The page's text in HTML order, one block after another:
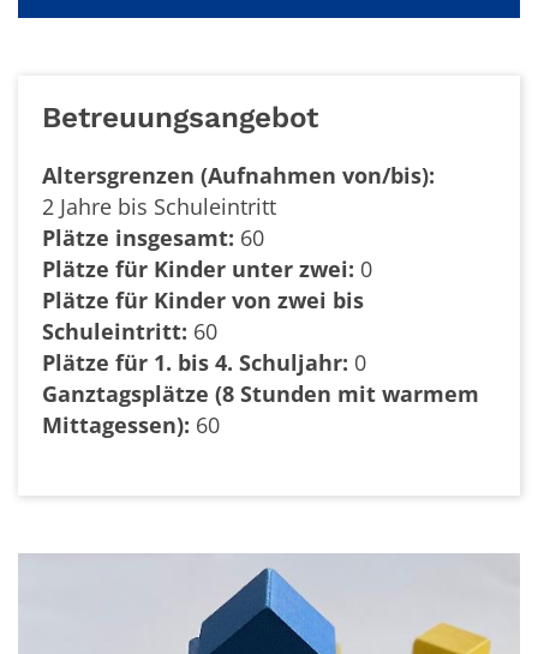
Betreuungsangebot
Altersgrenzen (Aufnahmen von/bis):
2 Jahre bis Schuleintritt
Plätze insgesamt: 60
Plätze für Kinder unter zwei: 0
Plätze für Kinder von zwei bis
Schuleintritt: 60
Plätze für 1. bis 4. Schuljahr: 0
Ganztagsplätze (8 Stunden mit warmem
Mittagessen): 60